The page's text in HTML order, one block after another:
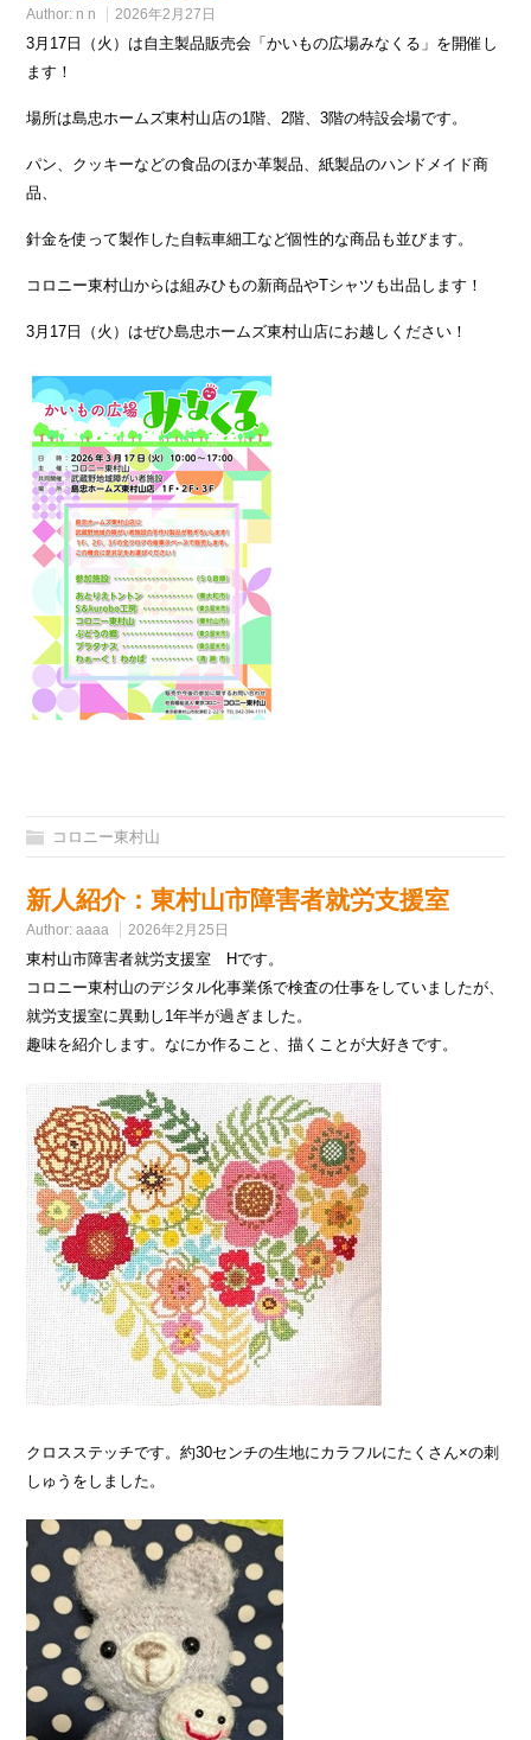
Author: n n 2026年2月27日
3月17日（火）は自主製品販売会「かいもの広場みなくる」を開催し
ます！
場所は島忠ホームズ東村山店の1階、2階、3階の特設会場です。
パン、クッキーなどの食品のほか革製品、紙製品のハンドメイド商
品、
針金を使って製作した自転車細工など個性的な商品も並びます。
コロニー東村山からは組みひもの新商品やTシャツも出品します！
3月17日（火）はぜひ島忠ホームズ東村山店にお越しください！
コロニー東村山
新人紹介：東村山市障害者就労支援室
Author:aaaa 2026年2月25日
東村山市障害者就労支援室 Hです。
コロニー東村山のデジタル化事業係で検査の仕事をしていましたが、
就労支援室に異動し1年半が過ぎました。
趣味を紹介します。なにか作ること、描くことが大好きです。
クロスステッチです。約30センチの生地にカラフルにたくさん×の刺
しゅうをしました。